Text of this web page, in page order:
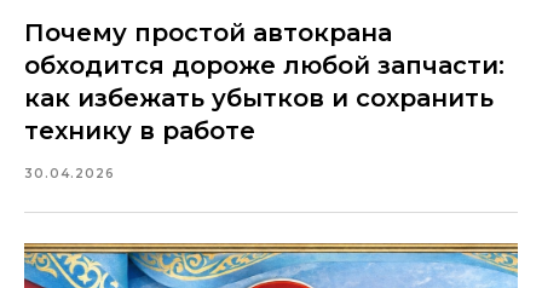
Почему простой автокрана
обходится дороже любой запчасти:
как избежать убытков и сохранить
технику в работе
30.04.2026